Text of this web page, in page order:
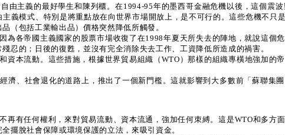
主義的最好學生和陳列櫃。在1994-95年的墨西哥金融危機以後，這個震
義模式、特別是將重點放在向世界市場開放上，是不可行的。這些危機不只
（包括工業輸出品）價格突然降低所觸發。
帝國主義國家的股票市場收復了在1998年夏天所失去的陣地，就說這個
忍的；日後的復甦，並沒有完全消除失去工作、工資降低所造成的禍害。
流動。這些措施，根據世界貿易組織（WTO）那樣的組織專橫地強加的
社會退化的道路上，推出了一個新門檻。這就影響到大多數前「蘇聯集
任何權利，來對貿易流動、資本流通，強加任何朿縛。這是WTO和多方
擺脫社會保障或環境保護的立法，來吸引資金。